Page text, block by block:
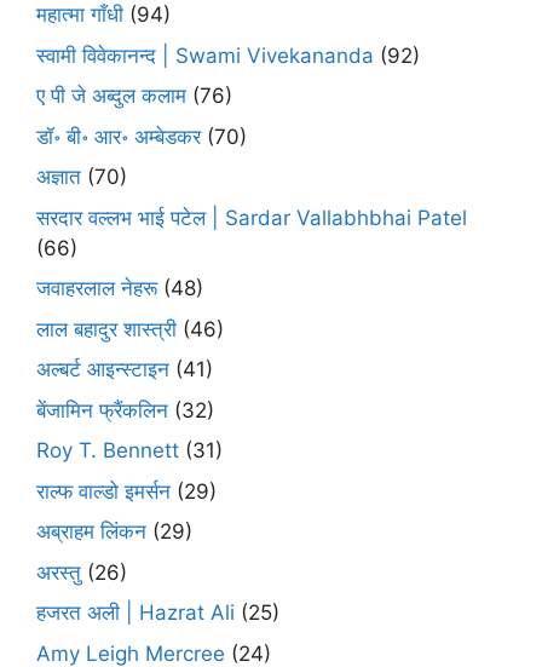
महात्मा गाँधी (94)
स्वामी विवेकानन्द | Swami Vivekananda (92)
ए पी जे अब्दुल कलाम (76)
डॉ॰ बी॰ आर॰ अम्बेडकर(70)
अज्ञात (70)
सरदार वल्लभ भाई पटेल | Sardar Vallabhbhai Patel
(66)
जवाहरलाल नेहरू(48)
लाल बहादुर शास्त्री (46)
अल्बर्ट आइन्स्टाइन (41)
बेंजामिन फ्रैंकलिन (32)
Roy T. Bennett (31)
राल्फ वाल्डो इमर्सन (29)
अब्राहम लिंकन (29)
अरस्तु (26)
हजरत अली | Hazrat Ali (25)
Amy Leigh Mercree (24)